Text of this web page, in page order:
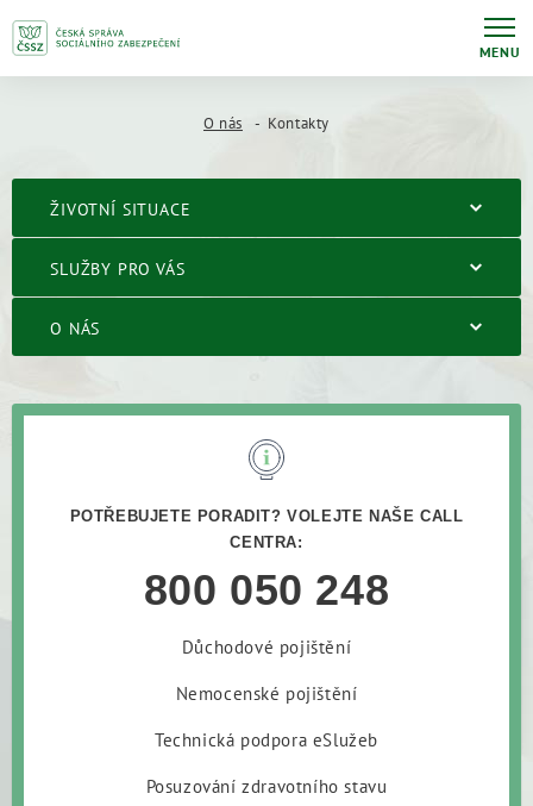
MENU
O nás Kontakty
ŽIVOTNÍ SITUACE
SLUŽBY PRO VÁS
O NÁS
POTŘEBUJETE PORADIT? VOLEJTE NAŠE CALL
CENTRA:
800 050 248
Důchodové pojištění
Nemocenské pojištění
Technická podpora eSlužeb
Posuzování zdravotního stavu